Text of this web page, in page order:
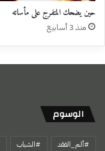
حين يضحك المتفرج على مأساته
منذ 3 أسابيع
الوسوم
#ألم_الفقد #الشباب